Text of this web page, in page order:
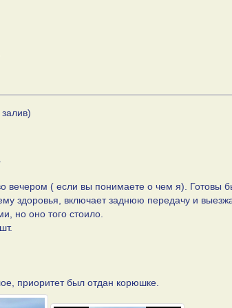
вечером ( если вы понимаете о чем я). Готовы
здоровья, включает заднюю передачу и
но оно того стоило.
приоритет был отдан корюшке.